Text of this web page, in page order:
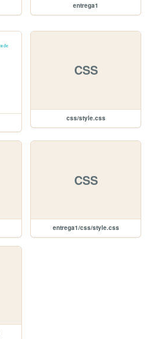
entrega1
CSS
css/style.css
CSS
entrega1/css/style.css